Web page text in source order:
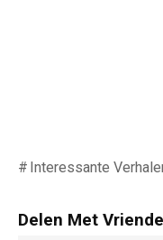
Interessante
Delen Met